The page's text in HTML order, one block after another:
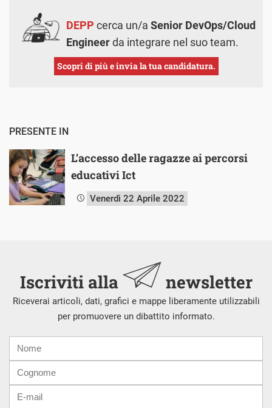
DEPP cerca un/a Senior DevOps/Cloud
Engineerda integrare nel suo team.
Scopri di più e invia la tua candidatura.
PRESENTE IN
L’accesso delle ragazze ai percorsi
educativi Ict
Venerdì 22 Aprile 2022
Iscriviti alla newsletter
Riceverai articoli, dati, grafici e mappe liberamente utilizzabili
per promuovere un dibattito informato.
mail